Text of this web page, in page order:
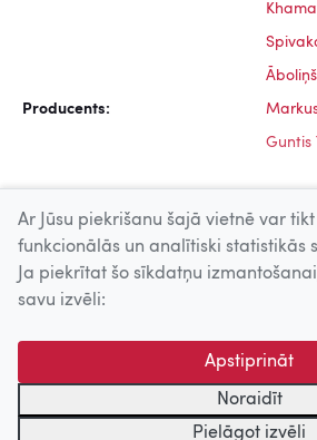
Āboliņš
Producents:
Guntis
© 2026 Nacionālais Kino centrs, Kultūras
centrs. Sadarbības partneris: Latvijas
kinofotofonodokumentu arhīvs.
Ar Jūsu piekrišanu šajā vietnē var
funkcionālās un analītiski statistikās
Ja piekrītat šo sīkdatņu
savu izvēli:
Apstiprināt
Noraidīt
Pielāgot izvēli